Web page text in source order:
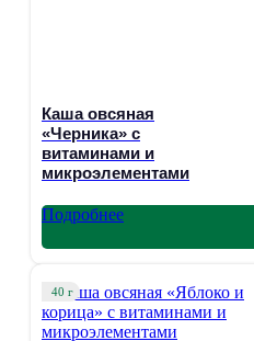
Каша овсяная
«Черника» с
витаминами и
микроэлементами
Подробнее
40 г